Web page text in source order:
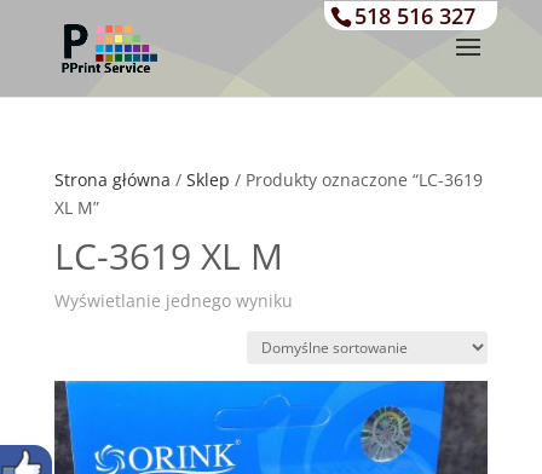
518 516 327
Strona główna / Sklep / Produkty oznaczone “LC-3619
XL M”
LC-3619 XL M
Wyświetlanie jednego wyniku